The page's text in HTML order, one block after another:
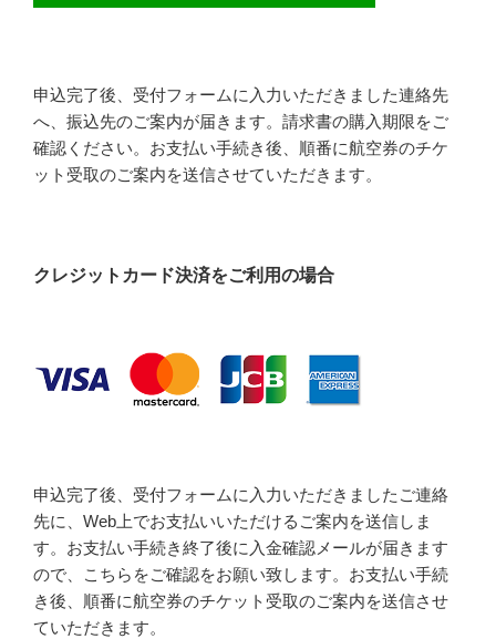
申込完了後、受付フォームに入力いただきました連絡先
へ、振込先のご案内が届きます。請求書の購入期限をご
確認ください。お支払い手続き後、順番に航空券のチケ
ット受取のご案内を送信させていただきます。
クレジットカード決済をご利用の場合
申込完了後、受付フォームに入力いただきましたご連絡
先に、Web上でお支払いいただけるご案内を送信しま
す。お支払い手続き終了後に入金確認メールが届きます
ので、こちらをご確認をお願い致します。お支払い手続
き後、順番に航空券のチケット受取のご案内を送信させ
ていただきます。